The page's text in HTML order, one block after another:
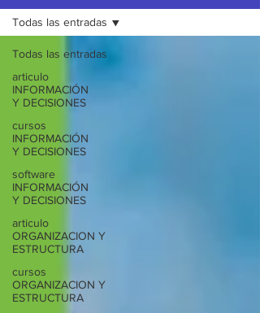
Todas las entradas
articulo
INFORMACIÓN
Y DECISIONES
cursos
INFORMACIÓN
Y DECISIONES
software
INFORMACIÓN
Y DECISIONES
articulo
ORGANIZACION Y
ESTRUCTURA
cursos
ORGANIZACION Y
ESTRUCTURA
Todas las entradas